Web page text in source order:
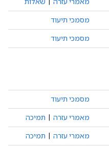
מסמכי תיעוד
מסמכי תיעוד
מסמכי תיעוד
מאמרי עזרה תמיכה
מאמרי עזרה תמיכה